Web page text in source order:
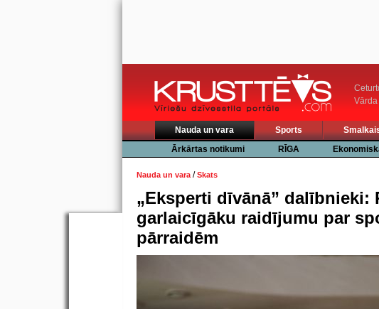
Vārda
Nauda un vara Sports
Ārkārtas notikumi
RĪGA
Nauda un vara/Skats
„Eksperti dīvānā” dalībnieki:
garlaicīgāku raidījumu par
pārraidēm